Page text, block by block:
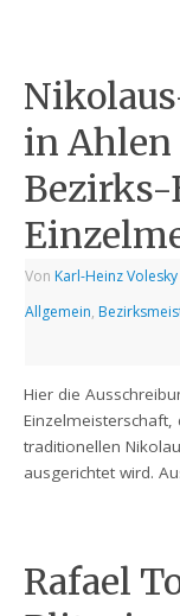
in
Von Karl-Heinz Volesky
Allgemein,
Hier die
traditionellen
ausgerichtet wird.
Rafael